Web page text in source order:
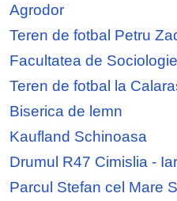
Agrodor
Teren de fotbal Petru
Facultatea de
Teren de fotbal la
Biserica de lemn
Kaufland Schinoasa
Drumul R47 Cimislia -
Parcul Stefan cel Mare